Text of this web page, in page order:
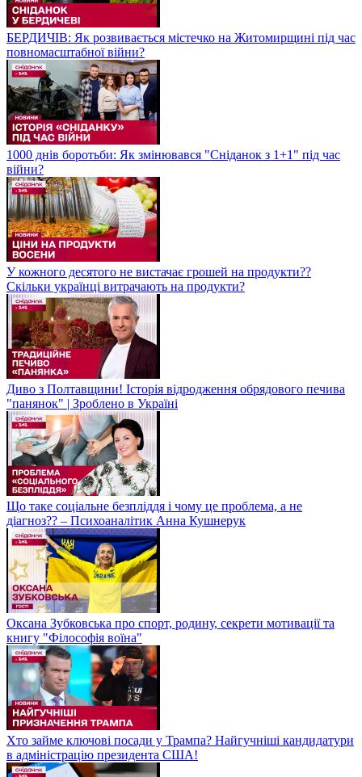
БЕРДИЧІВ: Як розвивається містечко на Житомирщині під час
повномасштабної війни?
1000 днів боротьби: Як змінювався "Сніданок з 1+1" під час
війни?
У кожного десятого не вистачає грошей на продукти??
Скільки українці витрачають на продукти?
Диво з Полтавщини! Історія відродження обрядового печива
"панянок" | Зроблено в Україні
Що таке соціальне безпліддя і чому це проблема, а не
діагноз?? – Психоаналітик Анна Кушнерук
Оксана Зубковська про спорт, родину, секрети мотивації та
книгу "Філософія воїна"
Хто займе ключові посади у Трампа? Найгучніші кандидатури
в адміністрацію президента США!